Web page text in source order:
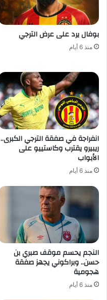
بوفال يرد على عرض الترجي
منذ 6 أيام
انفراجة في صفقة الترجي الكبرى..
ريبيرو يقترب وكاستييو على
الأبواب
منذ 6 أيام
النجم يحسم موقف صبري بن
حسن.. وبراكوني يجهز صفقة
هجومية
منذ 6 أيام